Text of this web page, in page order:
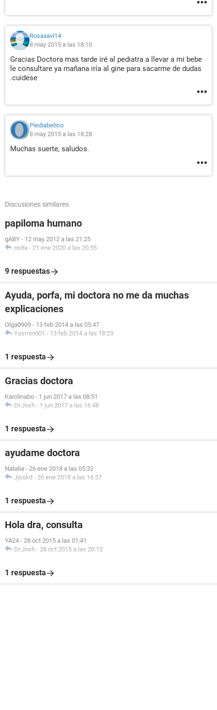
Rosaxavi14
8 may 2015 a las 18:10
Gracias Doctora mas tarde iré al pediatra a llevar a mi bebe
le consultare ya mañana iría al gine para sacarme de dudas
.cuidese
Piediabetico
8 may 2015 a las 18:28
Muchas suerte, saludos.
Discusiones similares
papiloma humano
gABY - 12 may 2012 a las 21:25
osita - 21 ene 2020 a las 20:55
9 respuestas
Ayuda, porfa, mi doctora no me da muchas
explicaciones
Olga0909 - 13 feb 2014 a las 05:47
Yasmin001 - 13 feb 2014 a las 18:23
1 respuesta
Gracias doctora
Karolinabo - 1 jun 2017 a las 08:51
Dr.Josh - 1 jun 2017 a las 16:48
1 respuesta
ayudame doctora
Natalia - 26 ene 2018 a las 05:32
Jjsskd - 26 ene 2018 a las 16:37
1 respuesta
Hola dra, consulta
YA24 - 28 oct 2015 a las 01:41
Dr.Josh - 28 oct 2015 a las 20:12
1 respuesta